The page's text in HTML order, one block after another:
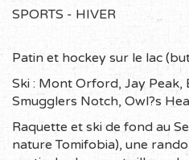
SPORTS - HIVER
Patin et hockey sur le lac
Ski : Mont Orford, Jay Peak,
Smugglers Notch, Owl?s
Raquette et ski de fond au
nature Tomifobia), une